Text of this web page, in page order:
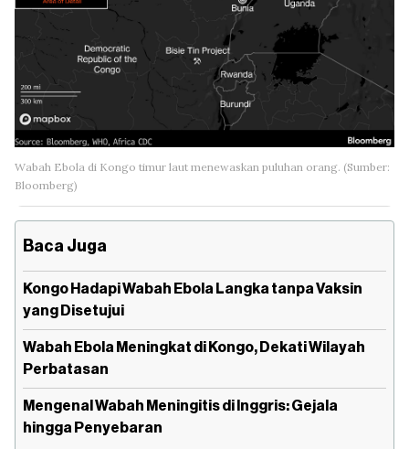
Wabah Ebola di Kongo timur laut menewaskan puluhan orang. (Sumber:
Bloomberg)
Baca Juga
Kongo Hadapi Wabah Ebola Langka tanpa Vaksin
yang Disetujui
Wabah Ebola Meningkat di Kongo, Dekati Wilayah
Perbatasan
Mengenal Wabah Meningitis di Inggris: Gejala
hingga Penyebaran